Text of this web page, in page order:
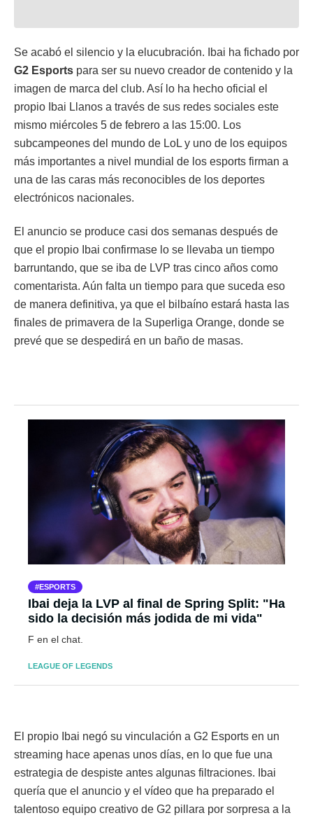
Se acabó el silencio y la elucubración. Ibai ha fichado por
G2 Esports para ser su nuevo creador de contenido y la
imagen de marca del club. Así lo ha hecho oficial el
propio Ibai Llanos a través de sus redes sociales este
mismo miércoles 5 de febrero a las 15:00. Los
subcampeones del mundo de LoL y uno de los equipos
más importantes a nivel mundial de los esports firman a
una de las caras más reconocibles de los deportes
electrónicos nacionales.
El anuncio se produce casi dos semanas después de
que el propio Ibai confirmase lo se llevaba un tiempo
barruntando, que se iba de LVP tras cinco años como
comentarista. Aún falta un tiempo para que suceda eso
de manera definitiva, ya que el bilbaíno estará hasta las
finales de primavera de la Superliga Orange, donde se
prevé que se despedirá en un baño de masas.
ESPORTS
Ibai deja la LVP al final de Spring Split: "Ha
sido la decisión más jodida de mi vida"
F en el chat.
LEAGUE OF LEGENDS
El propio Ibai negó su vinculación a G2 Esports en un
streaming hace apenas unos días, en lo que fue una
estrategia de despiste antes algunas filtraciones. Ibai
quería que el anuncio y el vídeo que ha preparado el
talentoso equipo creativo de G2 pillara por sorpresa a la